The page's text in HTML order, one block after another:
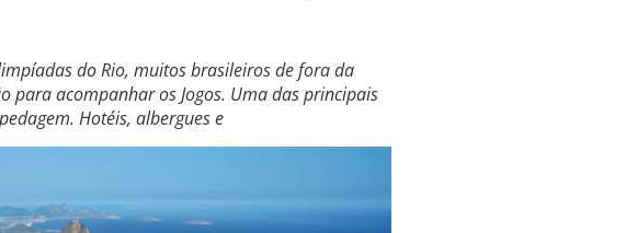
do Rio, muitos brasileiros de fora da
para acompanhar os Jogos. Uma das principais
Hotéis, albergues e